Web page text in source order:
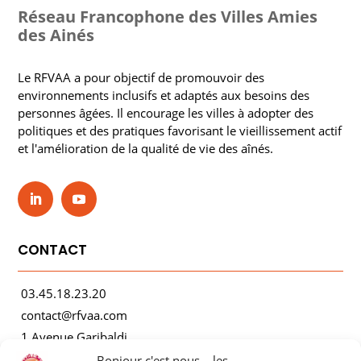
Réseau Francophone des Villes Amies
des Ainés
Le RFVAA a pour objectif de promouvoir des
environnements inclusifs et adaptés aux besoins des
personnes âgées. Il encourage les villes à adopter des
politiques et des pratiques favorisant le vieillissement actif
et l'amélioration de la qualité de vie des aînés.
CONTACT
03.45.18.23.20
contact@rfvaa.com
1 Avenue Garibaldi